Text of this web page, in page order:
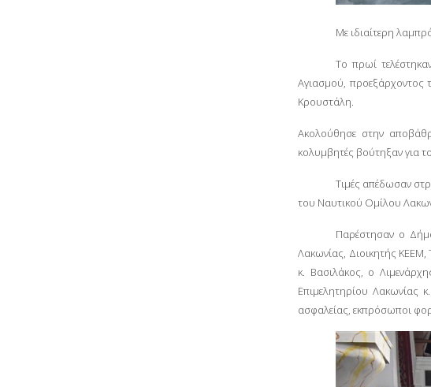
Με ιδιαίτερη
Το πρωί
Αγιασμού, προεξάρχοντος
Κρουστάλη.
Ακολούθησε στην
κολυμβητές βούτηξαν για
Τιμές απέδωσαν
του Ναυτικού Ομίλου
Παρέστησαν ο
Λακωνίας, Διοικητής ΚΕΕΜ,
κ. Βασιλάκος, ο
Επιμελητηρίου Λακωνίας
ασφαλείας, εκπρόσωποι